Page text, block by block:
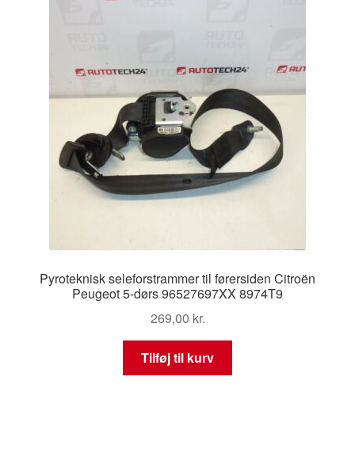
Pyroteknisk seleforstrammer til førersiden Citroën
Peugeot 5-dørs 96527697XX 8974T9
269,00 kr.
Tilføj til kurv